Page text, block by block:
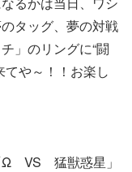
タッグ、夢の対戦
」のリングに“闘
てや～！！お楽し
Ω VS 猛獣惑星」